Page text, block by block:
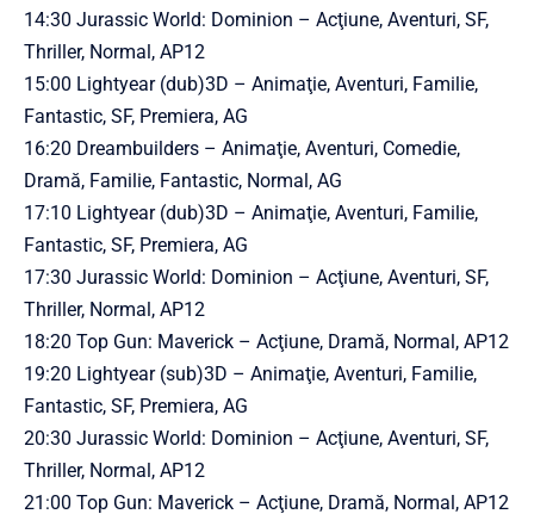
14:30 Jurassic World: Dominion – Acţiune, Aventuri, SF,
Thriller, Normal, AP12
15:00 Lightyear (dub)3D – Animaţie, Aventuri, Familie,
Fantastic, SF, Premiera, AG
16:20 Dreambuilders – Animaţie, Aventuri, Comedie,
Dramă, Familie, Fantastic, Normal, AG
17:10 Lightyear (dub)3D – Animaţie, Aventuri, Familie,
Fantastic, SF, Premiera, AG
17:30 Jurassic World: Dominion – Acţiune, Aventuri, SF,
Thriller, Normal, AP12
18:20 Top Gun: Maverick – Acţiune, Dramă, Normal, AP12
19:20 Lightyear (sub)3D – Animaţie, Aventuri, Familie,
Fantastic, SF, Premiera, AG
20:30 Jurassic World: Dominion – Acţiune, Aventuri, SF,
Thriller, Normal, AP12
21:00 Top Gun: Maverick – Acţiune, Dramă, Normal, AP12